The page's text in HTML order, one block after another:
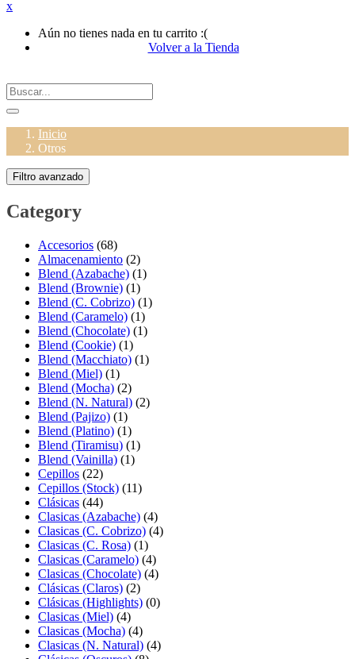
x
Aún no tienes nada en tu carrito :(
Volver a la Tienda
Inicio
Otros
Filtro avanzado
Category
Accesorios (68)
Almacenamiento (2)
Blend (Azabache) (1)
Blend (Brownie) (1)
Blend (C. Cobrizo) (1)
Blend (Caramelo) (1)
Blend (Chocolate) (1)
Blend (Cookie) (1)
Blend (Macchiato) (1)
Blend (Miel) (1)
Blend (Mocha) (2)
Blend (N. Natural) (2)
Blend (Pajizo) (1)
Blend (Platino) (1)
Blend (Tiramisu) (1)
Blend (Vainilla) (1)
Cepillos (22)
Cepillos (Stock) (11)
Clásicas (44)
Clasicas (Azabache) (4)
Clasicas (C. Cobrizo) (4)
Clasicas (C. Rosa) (1)
Clasicas (Caramelo) (4)
Clasicas (Chocolate) (4)
Clásicas (Claros) (2)
Clásicas (Highlights) (0)
Clasicas (Miel) (4)
Clasicas (Mocha) (4)
Clasicas (N. Natural) (4)